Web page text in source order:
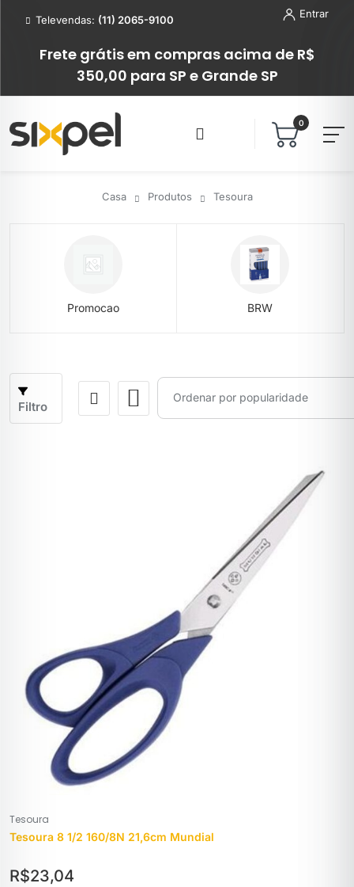
Televendas: (11) 2065-9100
Frete grátis em compras acima de R$
350,00 para SP e Grande SP
Entrar
0
Casa Produtos Tesoura
Promocao BRW
Filtro
Tesoura
Tesoura 8 1/2 160/8N 21,6cm Mundial
R$23,04